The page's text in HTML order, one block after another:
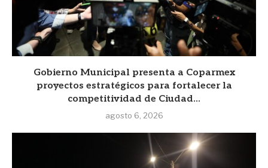
Gobierno Municipal presenta a Coparmex
proyectos estratégicos para fortalecer la
competitividad de Ciudad...
agosto 6, 2026